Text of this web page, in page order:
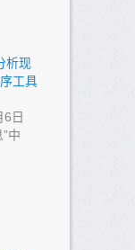
析现
工具
日
中